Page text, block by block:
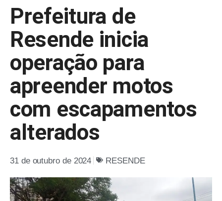
Prefeitura de
Resende inicia
operação para
apreender motos
com escapamentos
alterados
31 de outubro de 2024 RESENDE